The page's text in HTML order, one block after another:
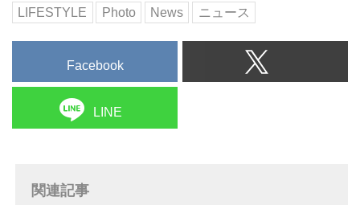
LIFESTYLE
Photo News ニュース
Facebook
LINE
関連記事